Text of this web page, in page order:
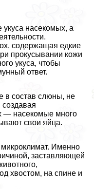
укуса насекомых, а
содержащая едкие
прокусывании кожи
укуса, чтобы
ответ.
в состав слюны, не
создавая
— насекомые много
свои яйца.
Именно
заставляющей
хвостом, на спине и